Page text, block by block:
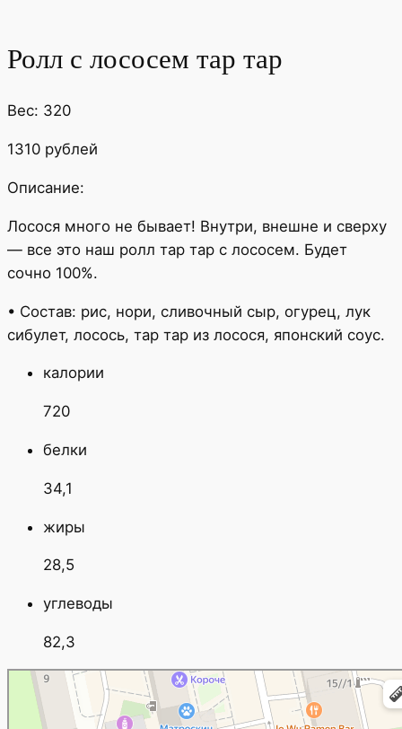
Ролл с лососем тар тар
Вес: 320
1310 рублей
Описание:
Лосося много не бывает! Внутри, внешне и сверху
— все это наш ролл тар тар с лососем. Будет
сочно 100%.
• Состав: рис, нори, сливочный сыр, огурец, лук
сибулет, лосось, тар тар из лосося, японский соус.
калории
720
белки
34,1
жиры
28,5
углеводы
82,3